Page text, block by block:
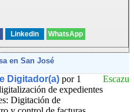
Linkedin WhatsApp
en San José
Digitador(a) por 1
de expedientes
Digitación de
Escazu